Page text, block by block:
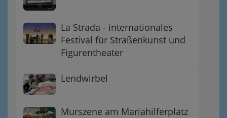
La Strada - internationales
Festival für Straßenkunst und
Figurentheater
Lendwirbel
Murszene am Mariahilferplatz